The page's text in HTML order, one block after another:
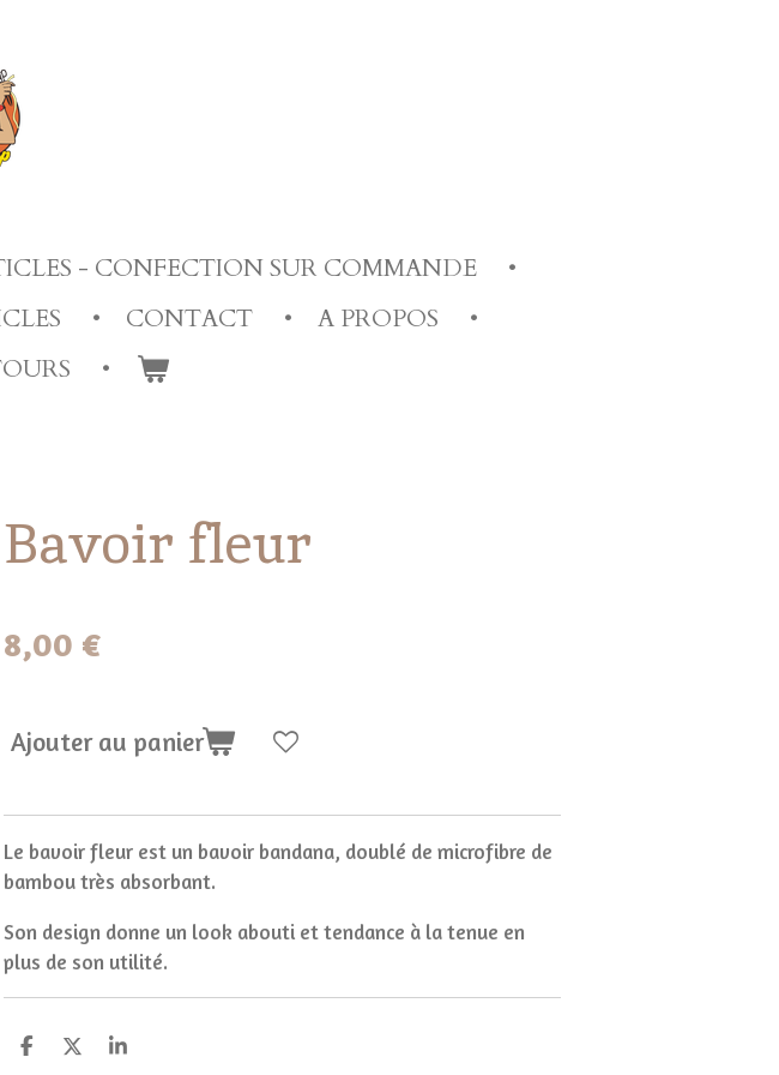
- CONFECTION SUR COMMANDE
CONTACT
A PROPOS
Bavoir fleur
8,00 €
Ajouter au panier
Le bavoir fleur est un bavoir bandana, doublé de microfibre de
bambou très absorbant.
Son design donne un look abouti et tendance à la tenue en
plus de son utilité.
P
P
P